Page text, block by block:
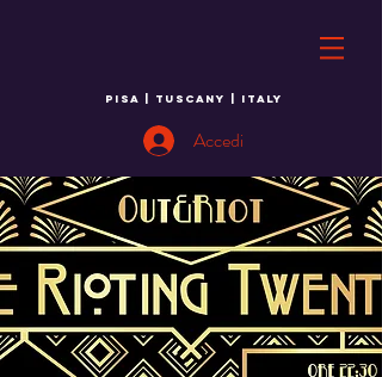
PISA | TUSCANY | ITALY
Accedi